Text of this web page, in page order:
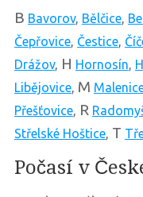
B Bavorov, Bělčice,
Čepřovice, Čestice,
Drážov, H Hornosín,
Libějovice, M
Přešťovice, R
Střelské Hoštice, T
Počasí v